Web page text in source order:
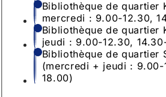
Bibliothèque de quartier
mercredi : 9.00-12.30,
Bibliothèque de quartier
jeudi : 9.00-12.30,
Bibliothèque de quartier
(mercredi + jeudi : 9.00-
18.00)